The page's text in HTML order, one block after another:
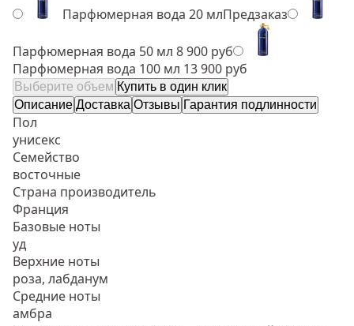
Парфюмерная вода 20 млПредзаказ
Парфюмерная вода 50 мл 8 900 руб
Парфюмерная вода 100 мл 13 900 руб
Выберите объем Купить в один клик
Описание Доставка Отзывы Гарантия подлинности
Пол
унисекс
Семейство
восточные
Страна производитель
Франция
Базовые ноты
уд
Верхние ноты
роза, лабданум
Средние ноты
амбра